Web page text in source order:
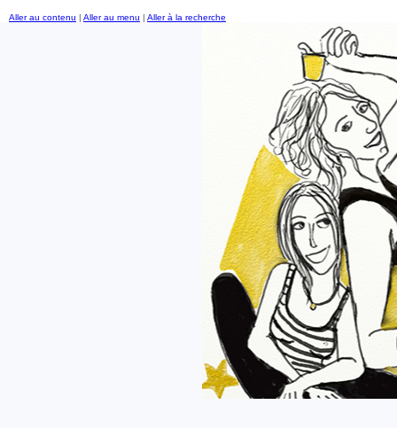
Aller au contenu | Aller au menu | Aller à la recherche